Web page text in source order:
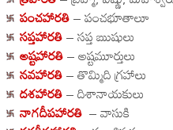
పంచహారతి– పంచభూతాలూ
సప్తహారతి– సప్త ఋషులు
అష్టహారతి– అష్టమూర్తులు
నవహారతి– తొమ్మిది గ్రహాలు
దశహారతి– దిశానాయకులు
నాగదీపహారతి – వాసుకి